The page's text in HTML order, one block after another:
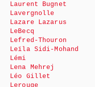
Laurent Bugnet
Lavergnolle
Lazare Lazarus
LeBecq
Lefred-Thouron
Leïla Sidi-Mohand
Lémi
Lena Mehrej
Léo Gillet
Lerouge